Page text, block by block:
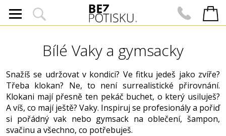
Bílé Vaky a gymsacky
Snažíš se udržovat v kondici? Ve fitku jedeš jako zvíře?
Třeba klokan? Ne, to není surrealistické přirovnání.
Klokani mají přesně ten pekáč buchet, o který usiluješ?
A víš, co mají ještě? Vaky. Inspiruj se profesionály a pořiď
si pořádný vak nebo gymsack na oblečení, šampon,
svačinu a všechno, co potřebuješ.